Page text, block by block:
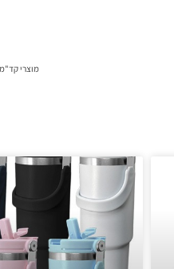
מוצרי קד"מ